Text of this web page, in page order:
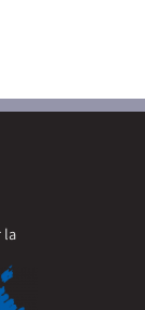
la